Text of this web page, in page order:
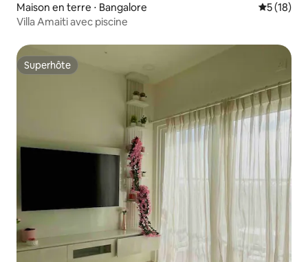
Maison en terre ⋅ Bangalore
5 (18)
Villa Amaiti avec piscine
Superhôte
Superhôte